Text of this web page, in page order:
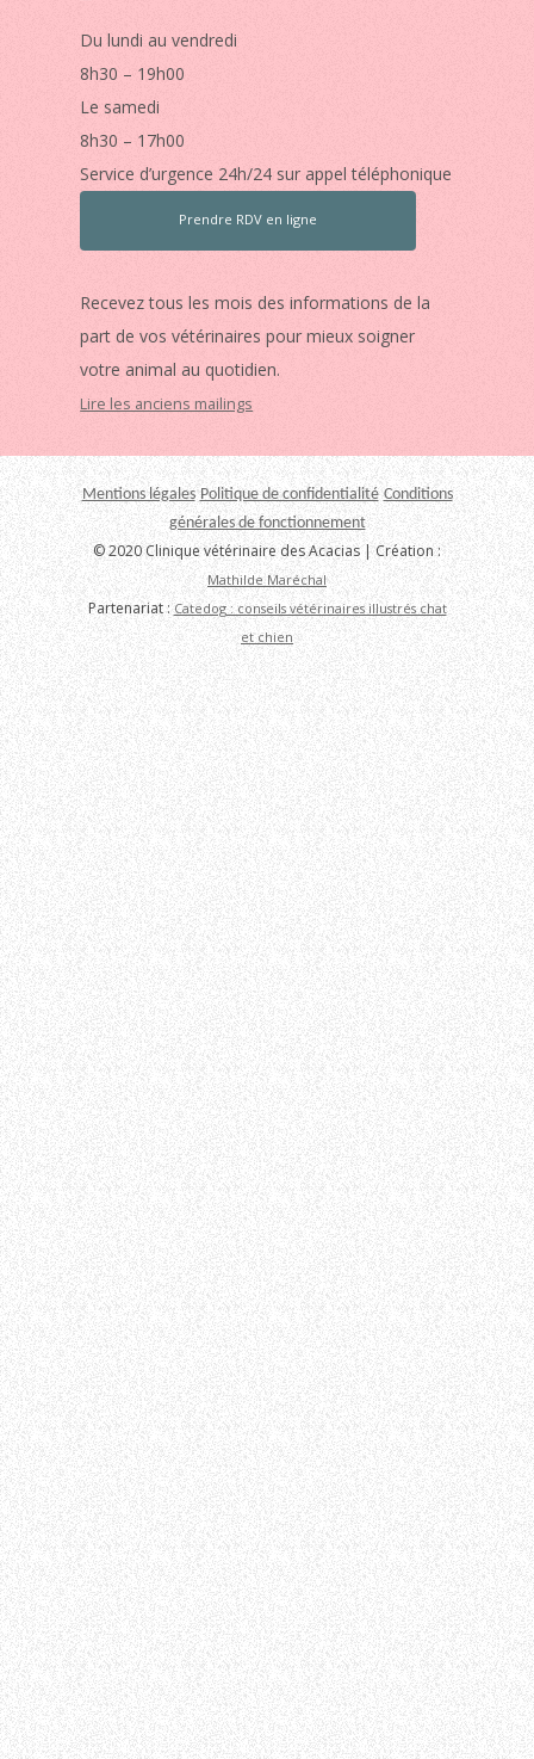
Du lundi au vendredi
8h30 – 19h00
Le samedi
8h30 – 17h00
Service d’urgence 24h/24 sur appel téléphonique
Prendre RDV en ligne
Recevez tous les mois des informations de la
part de vos vétérinaires pour mieux soigner
votre animal au quotidien.
Lire les anciens mailings
Mentions légales Politique de confidentialité Conditions
générales de fonctionnement
© 2020 Clinique vétérinaire des Acacias | Création :
Mathilde Maréchal
Partenariat :Catedog : conseils vétérinaires illustrés chat
et chien